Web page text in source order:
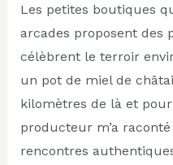
Les petites boutiques
arcades proposent des
célèbrent le terroir
un pot de miel de
kilomètres de là et
producteur m’a raconté
rencontres